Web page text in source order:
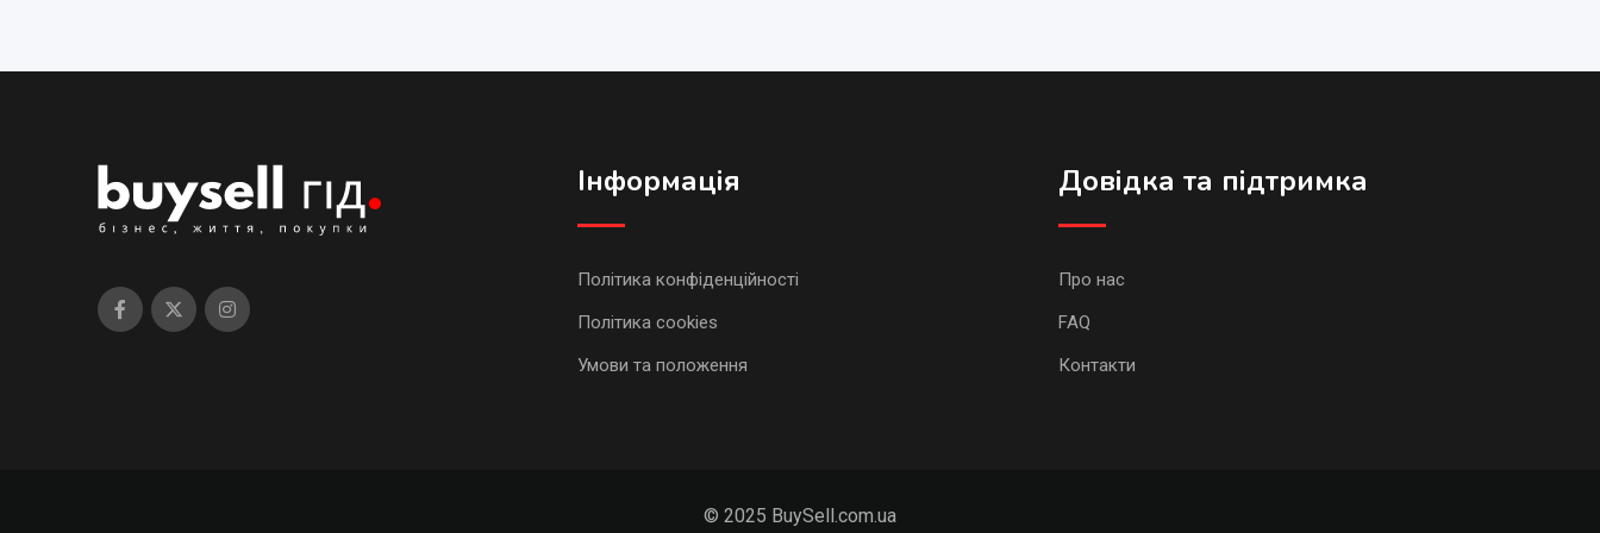
Інформація
Політика конфіденційності
Політика cookies
Умови та положення
Довідка та підтримка
Про нас
FAQ
Контакти
© 2025 BuySell.com.ua